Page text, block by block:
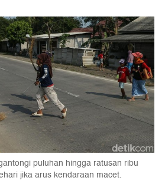
puluhan hingga ratusan ribu
jika arus kendaraan macet.